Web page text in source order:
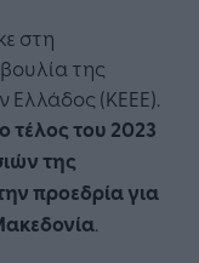
στη
της
Ελλάδος (ΚΕΕΕ).
τέλος του 2023
της
προεδρία για
.